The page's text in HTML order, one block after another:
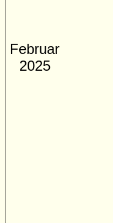
Februar
2025